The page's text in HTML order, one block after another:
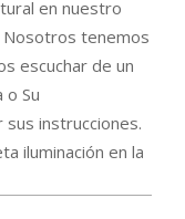
en nuestro
Nosotros tenemos
escuchar de un
Su
instrucciones.
iluminación en la